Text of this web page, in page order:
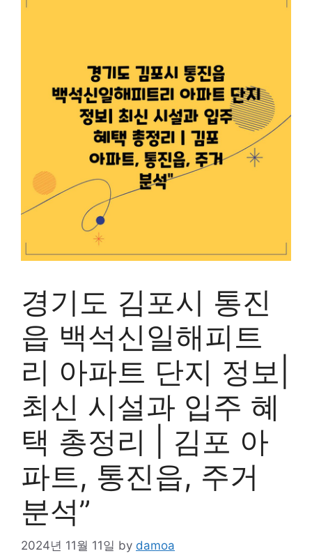
경기도 김포시 통진
읍 백석신일해피트
리 아파트 단지 정보|
최신 시설과 입주 혜
택 총정리 | 김포 아
파트, 통진읍, 주거
분석”
2024년 11월 11일 by damoa